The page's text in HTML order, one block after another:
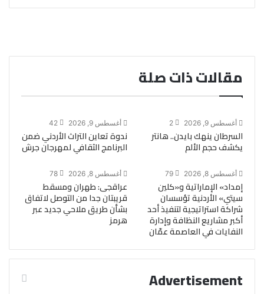
مقالات ذات صلة
أغسطس 9, 2026 2
السرطان ينهك بايدن.. هانتر
يكشف حجم الألم
أغسطس 9, 2026 42
ندوة تعاين التراث الأردني ضمن
البرنامج الثقافي لمهرجان جرش
أغسطس 8, 2026 79
إمداد» الإماراتية و«كلين
سيتي» الأردنية تؤسسان
شراكة استراتيجية لتنفيذ أحد
أكبر مشاريع النظافة وإدارة
النفايات في العاصمة عمّان
أغسطس 8, 2026 78
عراقجى: طهران ومسقط
قريبتان جدا من التوصل لاتفاق
بشأن طريق ملاحي جديد عبر
هرمز
Advertisement